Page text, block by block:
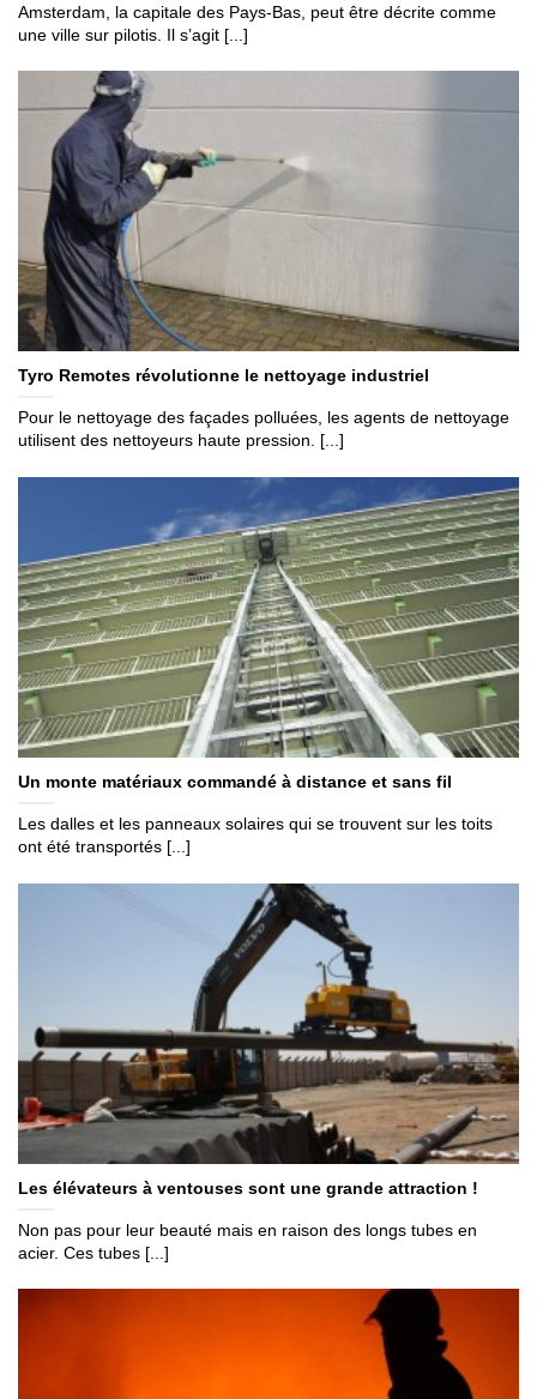
Amsterdam, la capitale des Pays-Bas, peut être décrite comme
une ville sur pilotis. Il s’agit [...]
Tyro Remotes révolutionne le nettoyage industriel
Pour le nettoyage des façades polluées, les agents de nettoyage
utilisent des nettoyeurs haute pression. [...]
Un monte matériaux commandé à distance et sans fil
Les dalles et les panneaux solaires qui se trouvent sur les toits
ont été transportés [...]
Les élévateurs à ventouses sont une grande attraction !
Non pas pour leur beauté mais en raison des longs tubes en
acier. Ces tubes [...]